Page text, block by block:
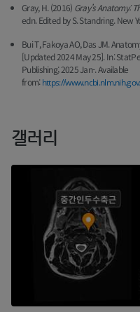
Gray, H. (2016) Gray’s Anatomy:
edn. Edited by S. Standring. New
Bui T, Fakoya AO, Das JM.
[Updated 2024 May 25]. In:
Publishing; 2025 Jan-. Available
from:https://
갤러리